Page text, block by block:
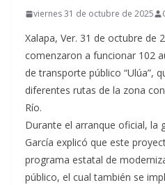
viernes 31 de octubre de 2025
Xalapa, Ver. 31 de octubre de
comenzaron a funcionar 102
de transporte público “Ulúa”,
diferentes rutas de la zona
Río.
Durante el arranque oficial, la
García explicó que este
programa estatal de
público, el cual también se